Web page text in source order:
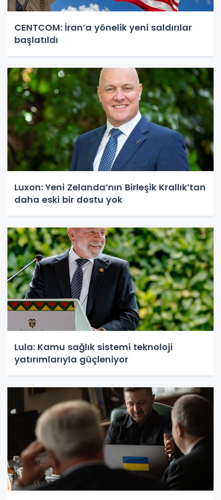
CENTCOM: İran’a yönelik yeni saldırılar
başlatıldı
Luxon: Yeni Zelanda’nın Birleşik Krallık’tan
daha eski bir dostu yok
Lula: Kamu sağlık sistemi teknoloji
yatırımlarıyla güçleniyor